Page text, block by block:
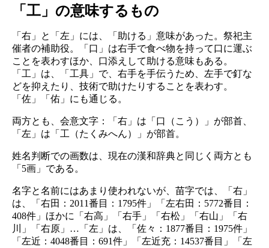
「工」の意味するもの
「右」と「左」には、「助ける」意味があった。祭祀主
催者の補助役。「口」は右手で食べ物を持って口に運ぶ
ことを表わすほか、口添えして助ける意味もある。
「工」は、「工具」で、右手を手伝うため、左手で釘な
どを抑えたり、技術で助けたりすることを表わす。
「佐」「佑」にも通じる。
両方とも、会意文字：「右」は「口（こう）」が部首、
「左」は「工（たくみへん）」が部首。
姓名判断での画数は、現在の漢和辞典と同じく両方とも
「5画」である。
名字と名前にはあまり使われないが、苗字では、「右」
は、「右田：2011番目：1795件」「左右田：5772番目：
408件」ほかに「右高」「右手」「右松」「右山」「右
川」「右原」…「左」は、「佐々：1877番目：1975件」
「左近：4048番目：691件」「左近充：14537番目」「左